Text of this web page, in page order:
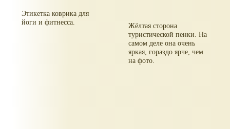
Этикетка коврика для
йоги и фитнесса.
Жёлтая сторона
туристической пенки. На
самом деле она очень
яркая, гораздо ярче, чем
на фото.